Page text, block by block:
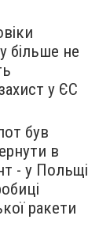
більше не
у ЄС
був
в
- у Польщі
ракети